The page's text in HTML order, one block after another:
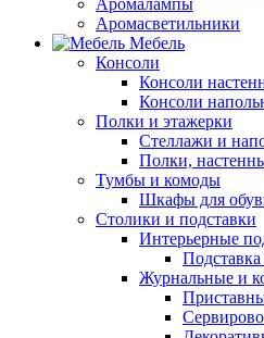
Аромалампы
Аромасветильники
Мебель
Консоли
Консоли
Консоли
Полки и этажерки
Стеллажи и
Полки,
Тумбы и комоды
Шкафы для
Столики и подставки
Интерьерные
Журнальные и